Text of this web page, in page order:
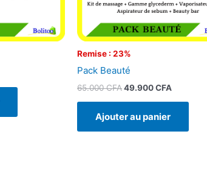
Remise : 23%
Pack Beauté
65.000CFA49.900CFA
Ajouter au panier